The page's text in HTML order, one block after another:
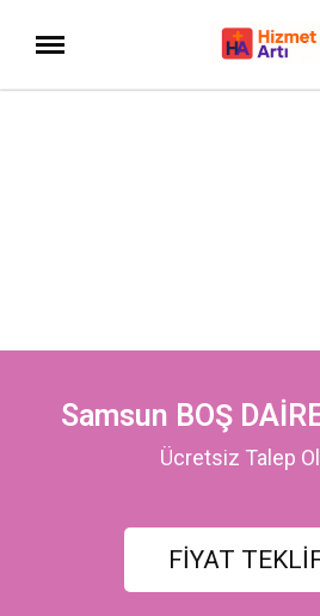
Samsun BOŞ
Ücretsiz Talep
FİYAT